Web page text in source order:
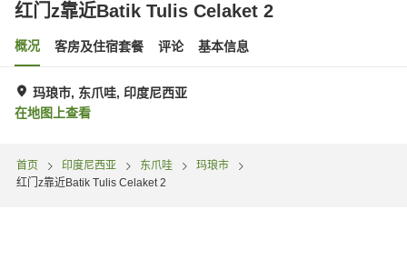
红门z靠近Batik Tulis Celaket 2
概况 客房及住宿套餐 评论 基本信息
玛琅市, 东爪哇, 印度尼西亚
在地图上查看
首页 印度尼西亚 东爪哇
玛琅市
红门z靠近Batik Tulis Celaket 2